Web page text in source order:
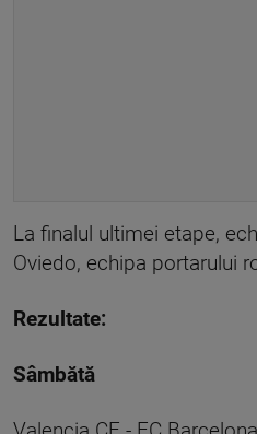
La finalul ultimei etape,
Oviedo, echipa portarului
Rezultate:
Sâmbătă